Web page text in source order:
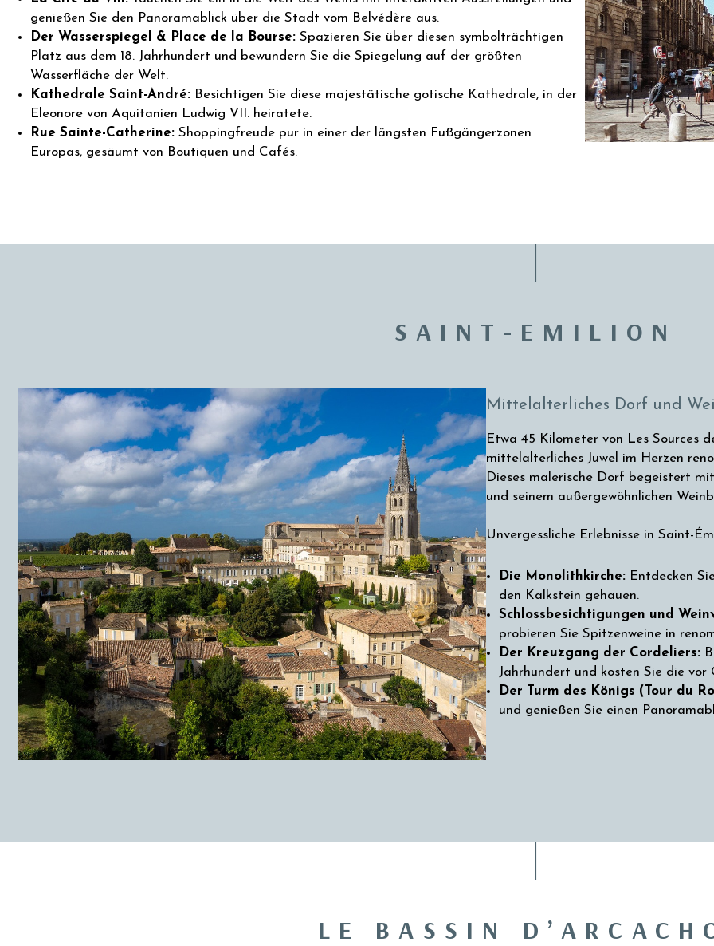
genießen Sie den Panoramablick über die Stadt vom Belvédère aus.
Der Wasserspiegel & Place de la Bourse:Spazieren Sie über diesen symbolträchtigen
Platz aus dem 18. Jahrhundert und bewundern Sie die Spiegelung auf der größten
Wasserfläche der Welt.
Kathedrale Saint-André:Besichtigen Sie diese majestätische gotische Kathedrale, in der
Eleonore von Aquitanien Ludwig VII. heiratete.
Rue Sainte-Catherine: Shoppingfreude pur in einer der längsten Fußgängerzonen
Europas, gesäumt von Boutiquen und Cafés.
SAINT-EMILION
Mittelalterliches Dorf und
Etwa 45 Kilometer von Les Sources
mittelalterliches Juwel im Herzen
Dieses malerische Dorf begeistert
und seinem außergewöhnlichen
Unvergessliche Erlebnisse in Saint-
Die Monolithkirche:Entdecken
den Kalkstein gehauen.
Schlossbesichtigungen und
probieren Sie Spitzenweine in
Der Kreuzgang der Cordeliers:
Jahrhundert und kosten Sie die
Der Turm des Königs (Tour du
und genießen Sie einen
LE BASSIN